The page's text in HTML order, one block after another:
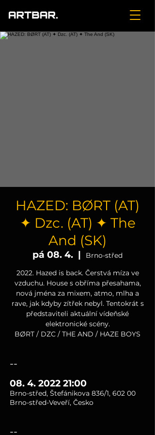
HAZED: BØRT (AT)
✦ Dzc. (AT) ✦ The
And (SK)
pá 08. 4.
  |
Brno-střed
2022. Hazed is back. Čerstvá míza ve
vzduchu. House s obříma přesahama,
nová jména za mixem, atmo, mlha a
rave, jak kdyby zítřek nebyl. Tentokrát s
představiteli aktuální vídeňské
elektronické scény.
BØRT / DZC / THE AND / HAZE BOYS
--
08. 4. 2022 21:00
Brno-střed, Štefánikova 836/1, 602 00
Brno-střed-Veveří, Česko
--